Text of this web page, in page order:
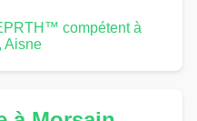
compétent à
Aisne